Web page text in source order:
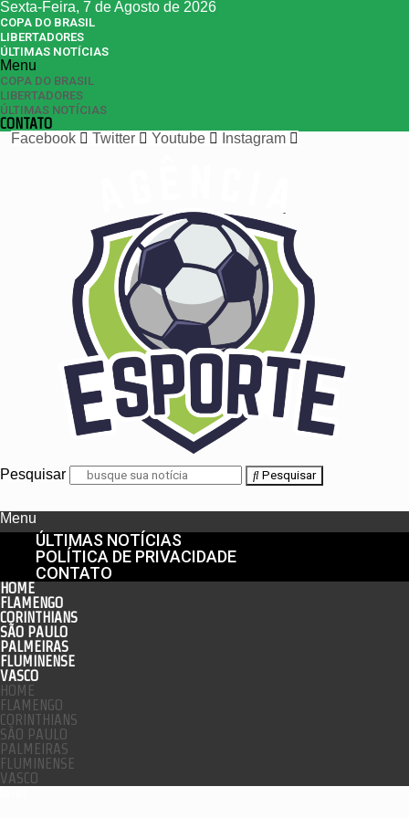
Sexta-Feira, 7 de Agosto de 2026
COPA DO BRASIL
LIBERTADORES
ÚLTIMAS NOTÍCIAS
Menu
COPA DO BRASIL
LIBERTADORES
ÚLTIMAS NOTÍCIAS
CONTATO
Facebook
Twitter Youtube Instagram
Pesquisar Pesquisar
Menu
ÚLTIMAS NOTÍCIAS
POLÍTICA DE PRIVACIDADE
CONTATO
HOME
FLAMENGO
CORINTHIANS
SÃO PAULO
PALMEIRAS
FLUMINENSE
VASCO
HOME
FLAMENGO
CORINTHIANS
SÃO PAULO
PALMEIRAS
FLUMINENSE
VASCO